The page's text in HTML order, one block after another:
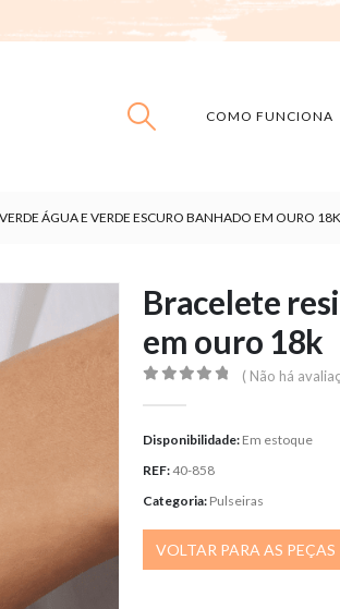
COMO FUNCIONA
ÁGUA E VERDE ESCURO BANHADO EM OURO 18K
Bracelete
em ouro 18k
( Não há
Disponibilidade: Em estoque
REF:40-858
Categoria: Pulseiras
VOLTAR PARA AS PEÇAS